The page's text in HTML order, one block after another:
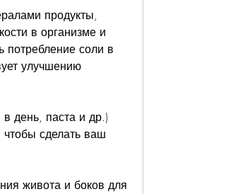
продукты,
в организме и
потребление соли в
улучшению
день, паста и др.)
сделать ваш
живота и боков для